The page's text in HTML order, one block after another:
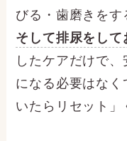
びる・歯磨きをす
そして排尿をして
したケアだけで
になる必要はな
いたらリセット」